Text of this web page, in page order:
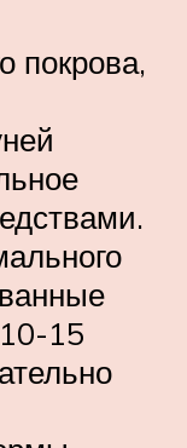
покрова,
15